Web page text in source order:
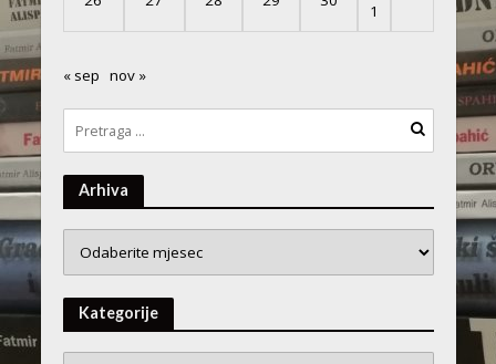
1
« sep nov »
Arhiva
Kategorije